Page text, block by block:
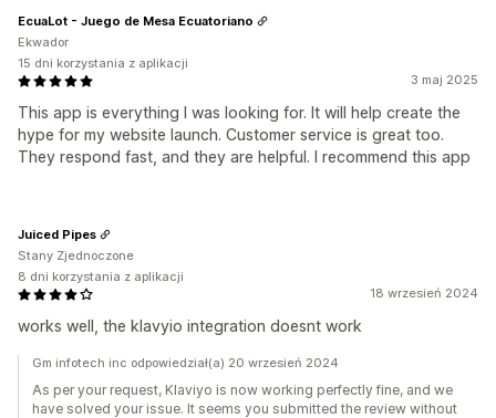
3 maj 2025
This app is everything I was looking for. It will help create the
hype for my website launch. Customer service is great too.
They respond fast, and they are helpful. I recommend this app
EcuaLot - Juego de Mesa Ecuatoriano
Ekwador
15 dni korzystania z aplikacji
18 wrzesień 2024
works well, the klavyio integration doesnt work
Juiced Pipes
Stany Zjednoczone
8 dni korzystania z aplikacji
Gm infotech inc odpowiedział(a) 20 wrzesień 2024
As per your request, Klaviyo is now working perfectly fine, and we
have solved your issue. It seems you submitted the review without